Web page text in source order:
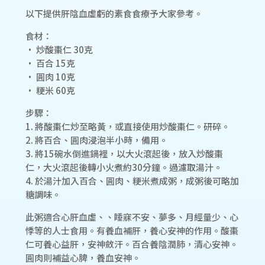
以下提供肝陰血虛虧的素食食療予大家參考。
食材：
• 炒酸棗仁 30克
• 百合 15克
• 圓肉 10克
• 粳米 60克
步驟：
1. 將酸棗仁炒至略黃，或直接使用炒酸棗仁。研碎。
2. 將百合、圓肉浸泡半小時，備用。
3. 將15碗水倒進鍋裡，以大火滾起後，放入炒酸棗
仁，大火滾起後轉小火煮約30分鐘。過濾取湯汁。
4. 於湯汁加入百合、圓肉、粳米煮成粥，成粥後可略加
糖調味。
此粥適合心肝血虛、、睡寐不安、夢多、月經量少、心
悸等的人士食用。有養血補肝，養心安神的作用。酸棗
仁可養心益肝，安神斂汗。百合養陰潤肺，清心安神。
圓肉則補益心脾，養血安神。